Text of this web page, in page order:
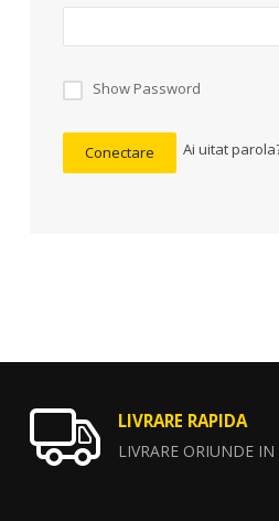
Show Password
Conectare Ai uitat
LIVRARE RAPIDA
LIVRARE ORIUNDE IN